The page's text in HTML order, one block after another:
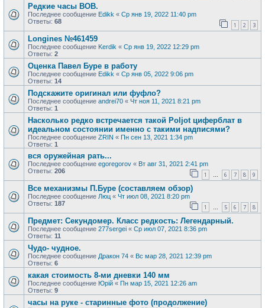
Редкие часы ВОВ.
Последнее сообщение Edikk « Ср янв 19, 2022 11:40 pm
Ответы: 68 1 2 3
Longines №461459
Последнее сообщение Kerdik « Ср янв 19, 2022 12:29 pm
Ответы: 2
Оценка Павел Буре в работу
Последнее сообщение Edikk « Ср янв 05, 2022 9:06 pm
Ответы: 14
Подскажите оригинал или фуфло?
Последнее сообщение andrei70 « Чт ноя 11, 2021 8:21 pm
Ответы: 1
Насколько редко встречается такой Poljot циферблат в
идеальном состоянии именно с такими надписями?
Последнее сообщение ZRIN « Пн сен 13, 2021 1:34 pm
Ответы: 1
вся оружейная рать...
Последнее сообщение egoregorov « Вт авг 31, 2021 2:41 pm
Ответы: 206 1 … 6 7 8 9
Все механизмы П.Буре (составляем обзор)
Последнее сообщение Люц « Чт июл 08, 2021 8:20 pm
Ответы: 187 1 … 5 6 7 8
Предмет: Секундомер. Класс редкость: Легендарный.
Последнее сообщение 277sergei « Ср июл 07, 2021 8:36 pm
Ответы: 11
Чудо- чудное.
Последнее сообщение Дракон 74 « Вс мар 28, 2021 12:39 pm
Ответы: 6
какая стоимость 8-ми дневки 140 мм
Последнее сообщение Юрій « Пн мар 15, 2021 12:26 am
Ответы: 9
часы на руке - старинные фото (продолжение)